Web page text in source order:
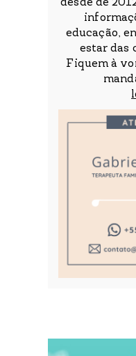
desde de
educação,
estar das
Fiquem à